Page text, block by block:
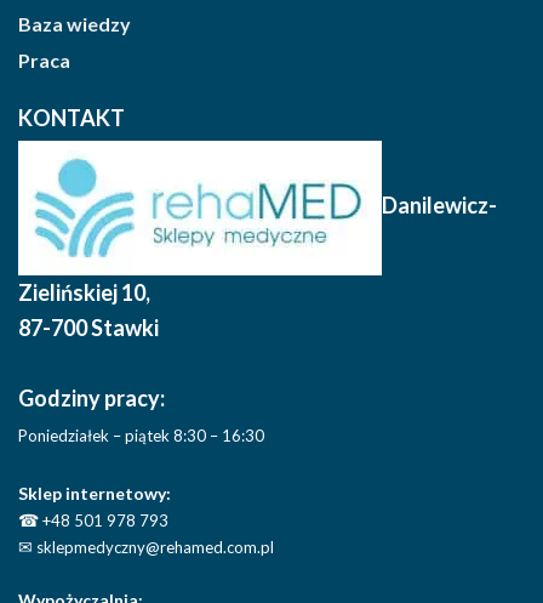
Baza wiedzy
Praca
KONTAKT
Danilewicz-
Zielińskiej 10,
87-700 Stawki
Godziny pracy:
Poniedziałek – piątek 8:30 – 16:30
Sklep internetowy:
☎+48 501 978 793
✉ sklepmedyczny@rehamed.com.pl